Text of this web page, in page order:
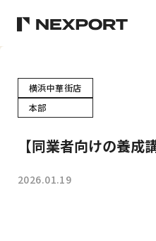
横浜中華街店
本部
【同業者向けの養成
2026.01.19